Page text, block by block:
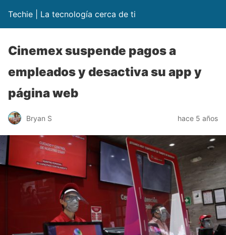
Techie | La tecnología cerca de ti
Cinemex suspende pagos a
empleados y desactiva su app y
página web
Bryan S hace 5 años